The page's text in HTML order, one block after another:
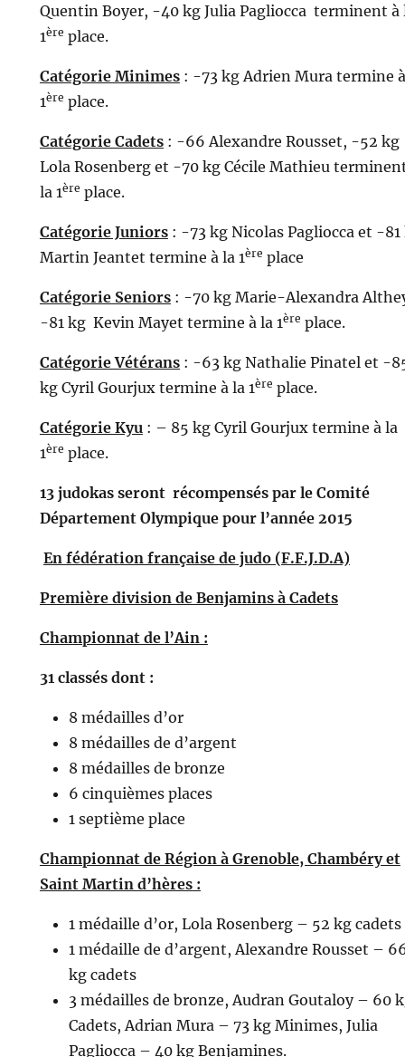
Quentin Boyer, -40 kg Julia Pagliocca terminent à
1ère place.
Catégorie Minimes: -73 kg Adrien Mura termine
1ère place.
Catégorie Cadets: -66 Alexandre Rousset, -52 kg
Lola Rosenberg et -70 kg Cécile Mathieu
la 1ère place.
Catégorie Juniors: -73 kg Nicolas Pagliocca et -81
Martin Jeantet termine à la 1ère place
Catégorie Seniors: -70 kg Marie-Alexandra
-81 kg Kevin Mayet termine à la 1ère place.
Catégorie Vétérans: -63 kg Nathalie Pinatel et -
kg Cyril Gourjux termine à la 1ère place.
Catégorie Kyu : – 85 kg Cyril Gourjux termine à la
1ère place.
13 judokas seront récompensés par le Comité
Département Olympique pour l’année 2015
En fédération française de judo (F.F.J.D.A)
Première division de Benjamins à Cadets
Championnat de l’Ain :
31 classés dont :
8 médailles d’or
8 médailles de d’argent
8 médailles de bronze
6 cinquièmes places
1 septième place
Championnat de Région à Grenoble, Chambéry et
Saint Martin d’hères :
1 médaille d’or, Lola Rosenberg – 52 kg cadets
1 médaille de d’argent, Alexandre Rousset –
kg cadets
3 médailles de bronze, Audran Goutaloy – 60
Cadets, Adrian Mura – 73 kg Minimes, Julia
Pagliocca – 40 kg Benjamines.